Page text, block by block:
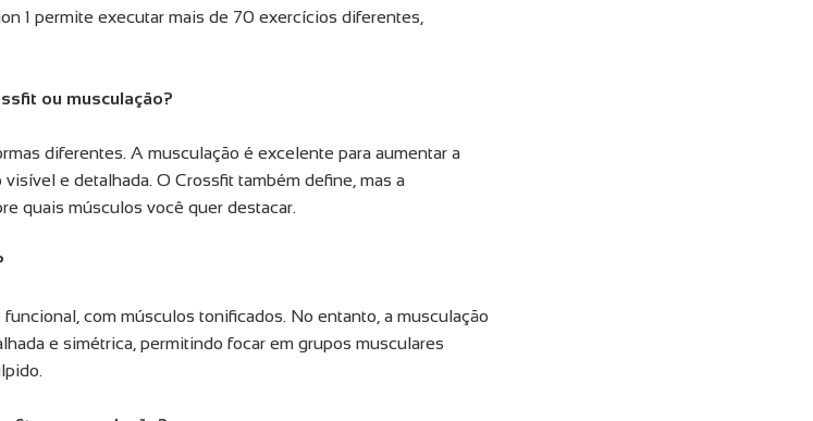
1 permite executar mais de 70 exercícios diferentes,
ou musculação?
diferentes. A musculação é excelente para aumentar a
e detalhada. O Crossfit também define, mas a
quais músculos você quer destacar.
com músculos tonificados. No entanto, a musculação
e simétrica, permitindo focar em grupos musculares